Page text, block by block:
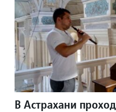
В Астрахани